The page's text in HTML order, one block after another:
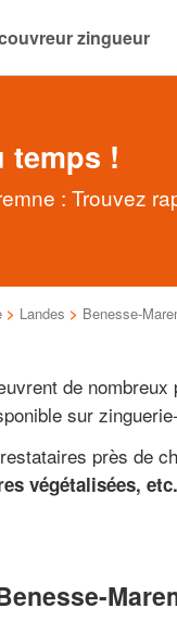
zingueur
temps !
: Trouvez
> Landes > Benesse-
de
sur
près de
végétalisées,